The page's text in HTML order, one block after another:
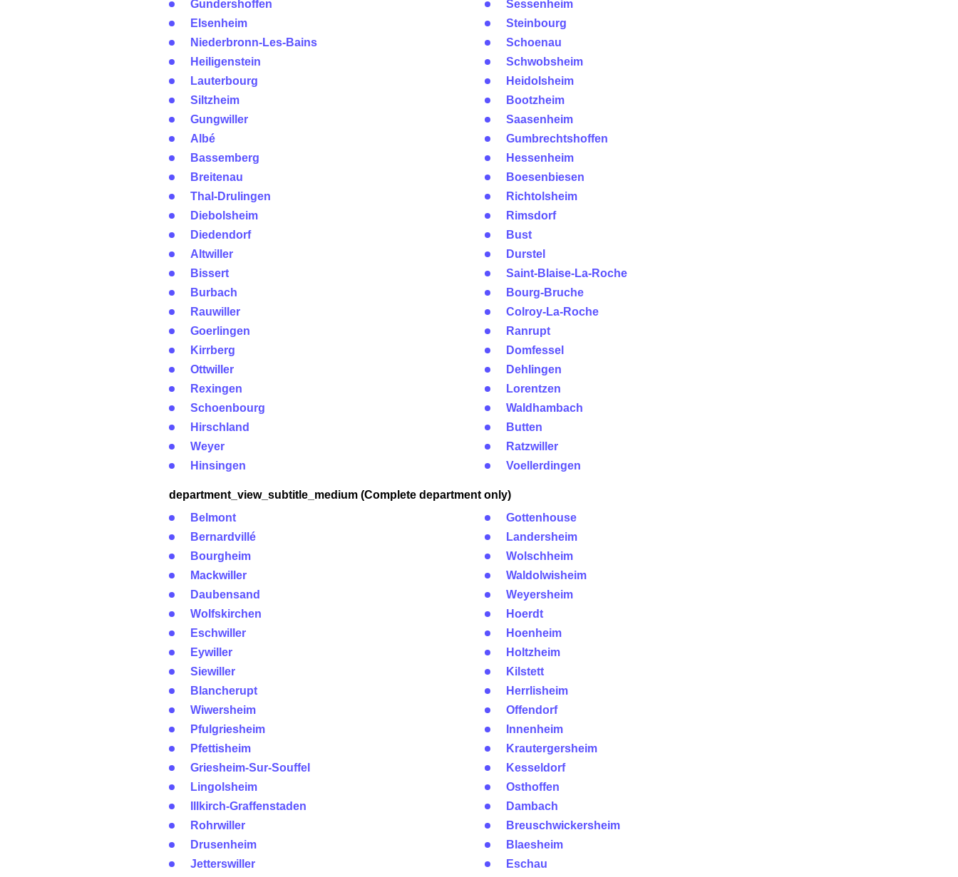
Gundershoffen
Elsenheim
Niederbronn-Les-Bains
Heiligenstein
Lauterbourg
Siltzheim
Gungwiller
Albé
Bassemberg
Breitenau
Thal-Drulingen
Diebolsheim
Diedendorf
Altwiller
Bissert
Burbach
Rauwiller
Goerlingen
Kirrberg
Ottwiller
Rexingen
Schoenbourg
Hirschland
Weyer
Hinsingen
Sessenheim
Steinbourg
Schoenau
Schwobsheim
Heidolsheim
Bootzheim
Saasenheim
Gumbrechtshoffen
Hessenheim
Boesenbiesen
Richtolsheim
Rimsdorf
Bust
Durstel
Saint-Blaise-La-Roche
Bourg-Bruche
Colroy-La-Roche
Ranrupt
Domfessel
Dehlingen
Lorentzen
Waldhambach
Butten
Ratzwiller
Voellerdingen
department_view_subtitle_medium (Complete department only)
Belmont
Bernardvillé
Bourgheim
Mackwiller
Daubensand
Wolfskirchen
Eschwiller
Eywiller
Siewiller
Blancherupt
Wiwersheim
Pfulgriesheim
Pfettisheim
Griesheim-Sur-Souffel
Lingolsheim
Illkirch-Graffenstaden
Rohrwiller
Drusenheim
Jetterswiller
Gottenhouse
Landersheim
Wolschheim
Waldolwisheim
Weyersheim
Hoerdt
Hoenheim
Holtzheim
Kilstett
Herrlisheim
Offendorf
Innenheim
Krautergersheim
Kesseldorf
Osthoffen
Dambach
Breuschwickersheim
Blaesheim
Eschau